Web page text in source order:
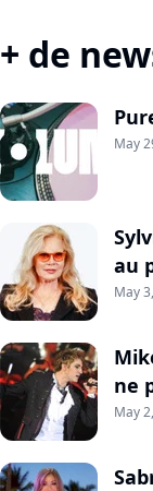
+ de
May
au
May
ne
May